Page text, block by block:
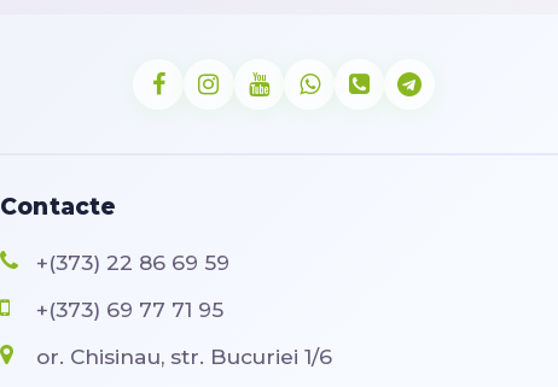
Contacte
+(373) 22 86 69 59
+(373) 69 77 71 95
or. Chisinau, str. Bucuriei 1/6